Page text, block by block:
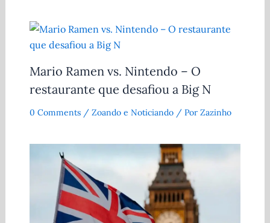
Mario Ramen vs. Nintendo – O
restaurante que desafiou a Big N
0 Comments / Zoando e Noticiando/ Por Zazinho